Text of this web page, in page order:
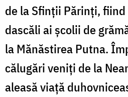
de la Sfinţii Părinţi,
dascăli ai şcolii de
la Mănăstirea Putna.
călugări veniţi de la
aleasă viaţă